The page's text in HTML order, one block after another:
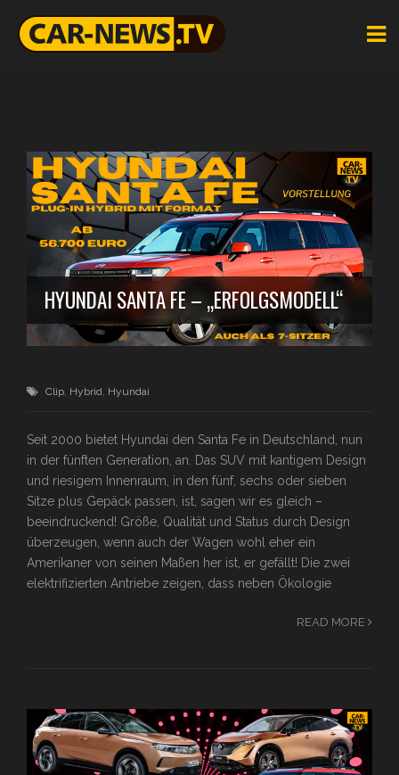
HYUNDAI SANTA FE – „ERFOLGSMODELL“
Clip, Hybrid, Hyundai
Seit 2000 bietet Hyundai den Santa Fe in Deutschland, nun
in der fünften Generation, an. Das SUV mit kantigem Design
und riesigem Innenraum, in den fünf, sechs oder sieben
Sitze plus Gepäck passen, ist, sagen wir es gleich –
beeindruckend! Größe, Qualität und Status durch Design
überzeugen, wenn auch der Wagen wohl eher ein
Amerikaner von seinen Maßen her ist, er gefällt! Die zwei
elektrifizierten Antriebe zeigen, dass neben Ökologie
READ MORE